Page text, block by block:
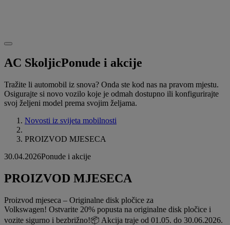
AC SkoljicPonude i akcije
Tražite li automobil iz snova? Onda ste kod nas na pravom mjestu.
Osigurajte si novo vozilo koje je odmah dostupno ili konfigurirajte
svoj željeni model prema svojim željama.
Novosti iz svijeta mobilnosti
PROIZVOD MJESECA
30.04.2026Ponude i akcije
PROIZVOD MJESECA
Proizvod mjeseca – Originalne disk pločice za
Volkswagen! Ostvarite 20% popusta na originalne disk pločice i
vozite sigurno i bezbrižno!📦 Akcija traje od 01.05. do 30.06.2026.